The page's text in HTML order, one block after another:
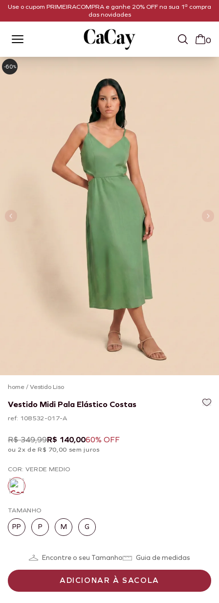
Use o cupom PRIMEIRACOMPRA e ganhe 20% OFF na sua 1ª compra
das novidades
0
-60%
home/Vestido Liso
Vestido Midi Pala Elástico Costas
ref: 108532-017-A
R$ 349,99R$ 140,0060% OFF
ou 2x de R$ 70,00 sem juros
COR: VERDE MEDIO
TAMANHO
PP P M G
Encontre o seu Tamanho Guia de medidas
ADICIONAR À SACOLA